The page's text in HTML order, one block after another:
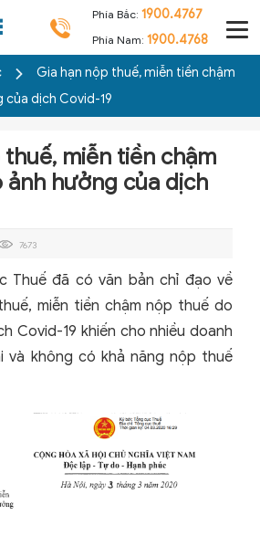
Phía Bắc: 1900.4767
Phía Nam: 1900.4768
Gia hạn nộp thuế, miễn tiền chậm
của dịch Covid-19
thuế, miễn tiền chậm
ảnh hưởng của dịch
7673
Thuế đã có văn bản chỉ đạo về
miễn tiền chậm nộp thuế do
Covid-19 khiến cho nhiều doanh
và không có khả năng nộp thuế